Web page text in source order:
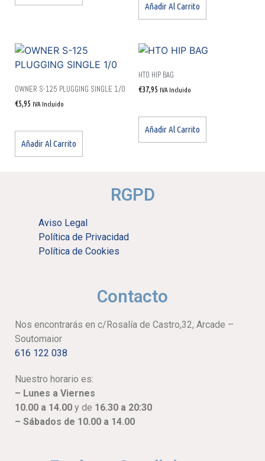
Añadir Al Carrito
OWNER S-125 PLUGGING SINGLE 1/0
€5,95 IVA Incluido
Añadir Al Carrito
HTO HIP BAG
€37,95 IVA Incluido
Añadir Al Carrito
RGPD
Aviso Legal
Política de Privacidad
Política de Cookies
Contacto
Nos encontrarás en c/Rosalía de Castro,32, Arcade –
Soutomaior
616 122 038
Nuestro horario es:
– Lunes a Viernes
10.00 a 14.00 y de 16.30 a 20:30
– Sábados de 10.00 a 14.00